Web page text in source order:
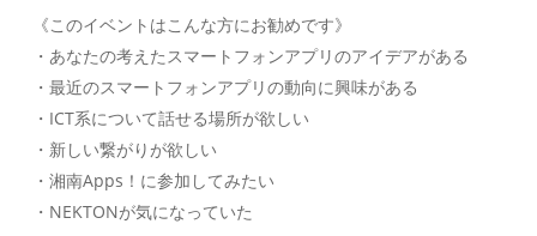
《このイベントはこんな方にお勧めです》
・あなたの考えたスマートフォンアプリのアイデアがある
・最近のスマートフォンアプリの動向に興味がある
・ICT系について話せる場所が欲しい
・新しい繋がりが欲しい
・湘南Apps！に参加してみたい
・NEKTONが気になっていた